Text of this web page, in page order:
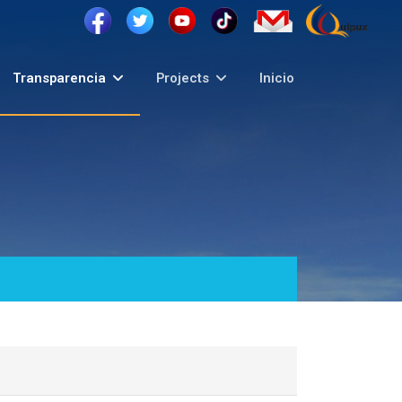
Transparencia Projects Inicio